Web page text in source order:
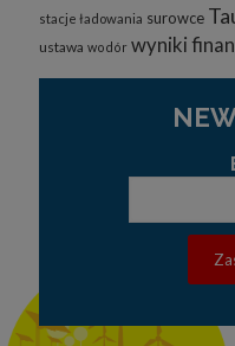
stacje ładowania surowce
ustawa wodór wyniki